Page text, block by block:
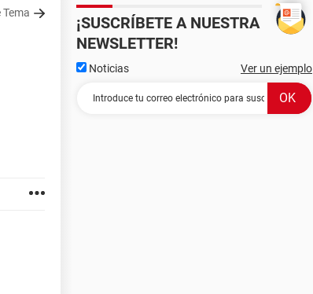
Tema
¡SUSCRÍBETE A NUESTRA
NEWSLETTER!
Noticias Ver un ejemplo